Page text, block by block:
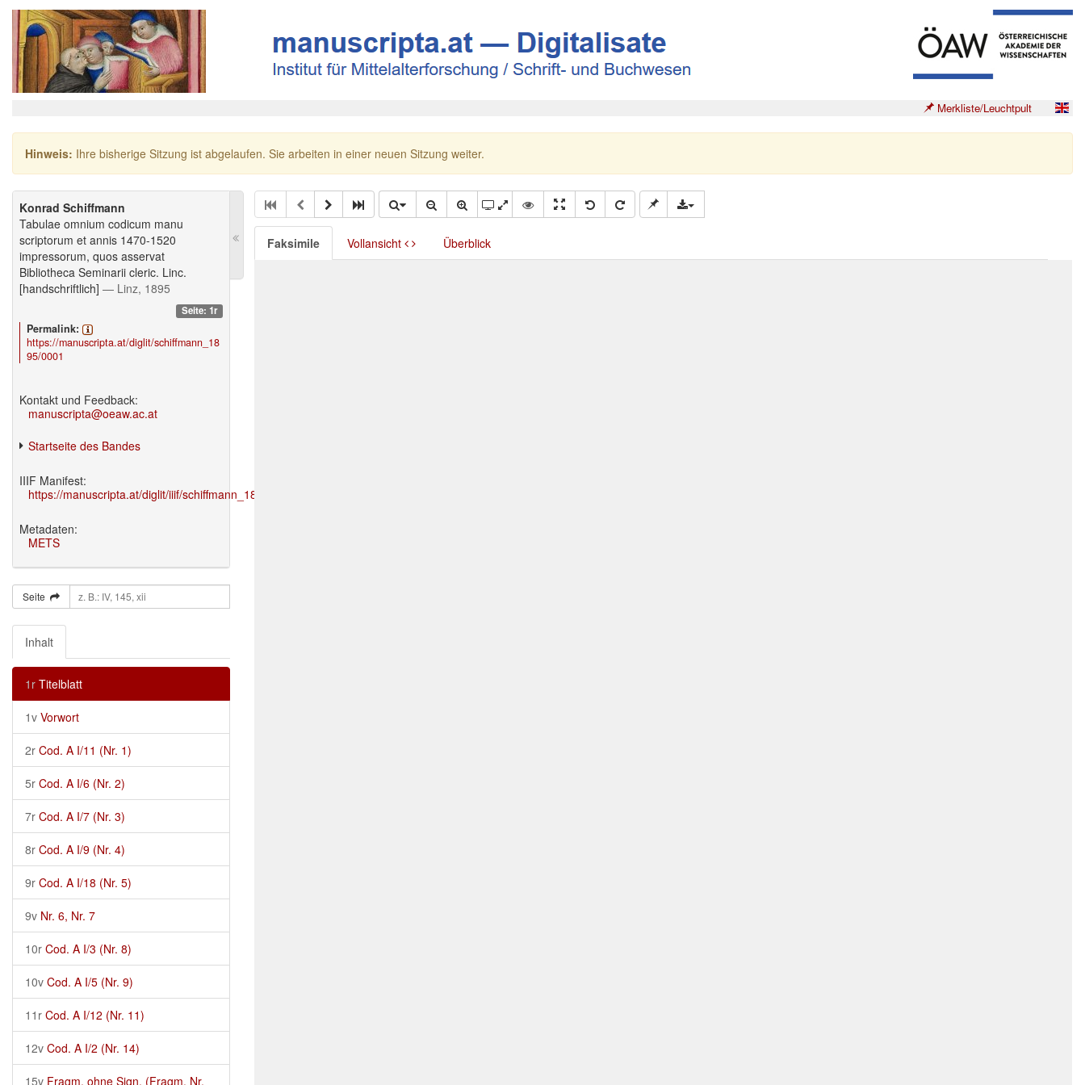
Merkliste/Leuchtpult
Hinweis: Ihre bisherige Sitzung ist abgelaufen. Sie arbeiten in einer neuen Sitzung weiter.
Konrad Schiffmann
Tabulae omnium codicum manu
scriptorum et annis 1470-1520
impressorum, quos asservat
Bibliotheca Seminarii cleric. Linc.
[handschriftlich] — Linz, 1895
Seite: 1r
Permalink:
https://manuscripta.at/diglit/schiffmann_18
95/0001
Kontakt und Feedback:
manuscripta@oeaw.ac.at
Startseite des Bandes
IIIF Manifest:
https://manuscripta.at/diglit/iiif/schiffmann_1895/manifest.json
Metadaten:
METS
Seite
Inhalt
1r Titelblatt
1v Vorwort
2r Cod. A I/11 (Nr. 1)
5r Cod. A I/6 (Nr. 2)
7r Cod. A I/7 (Nr. 3)
8r Cod. A I/9 (Nr. 4)
9r Cod. A I/18 (Nr. 5)
9v Nr. 6, Nr. 7
10r Cod. A I/3 (Nr. 8)
10v Cod. A I/5 (Nr. 9)
11r Cod. A I/12 (Nr. 11)
12v Cod. A I/2 (Nr. 14)
15v Fragm. ohne Sign. (Fragm. Nr.
Faksimile Vollansicht Überblick